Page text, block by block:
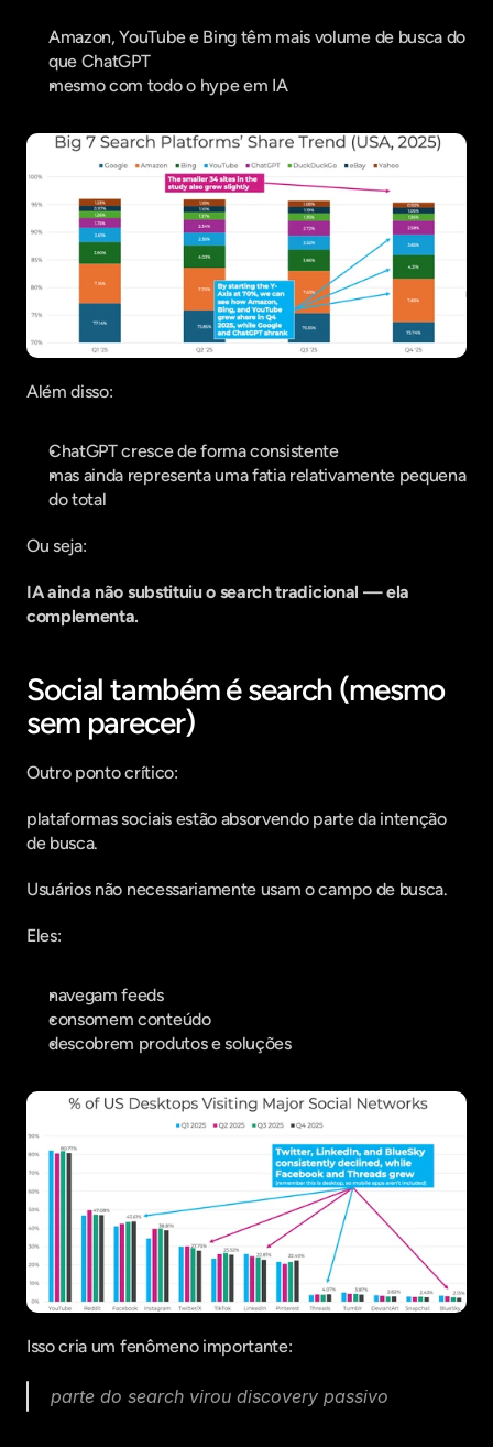
Amazon, YouTube e Bing têm mais volume de busca do
que ChatGPT
mesmo com todo o hype em IA
Além disso:
ChatGPT cresce de forma consistente
mas ainda representa uma fatia relativamente pequena
do total
Ou seja:
IA ainda não substituiu o search tradicional — ela
complementa.
Social também é search (mesmo
sem parecer)
Outro ponto crítico:
plataformas sociais estão absorvendo parte da intenção
de busca.
Usuários não necessariamente usam o campo de busca.
Eles:
navegam feeds
consomem conteúdo
descobrem produtos e soluções
Isso cria um fenômeno importante:
parte do search virou discovery passivo